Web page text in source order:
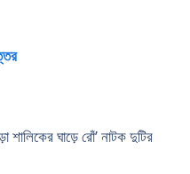
শালিকের ঘাড়ে রোঁ’ নাটক দুটির